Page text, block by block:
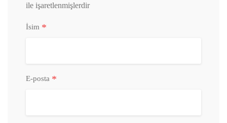
ile işaretlenmişlerdir
İsim *
E-posta *